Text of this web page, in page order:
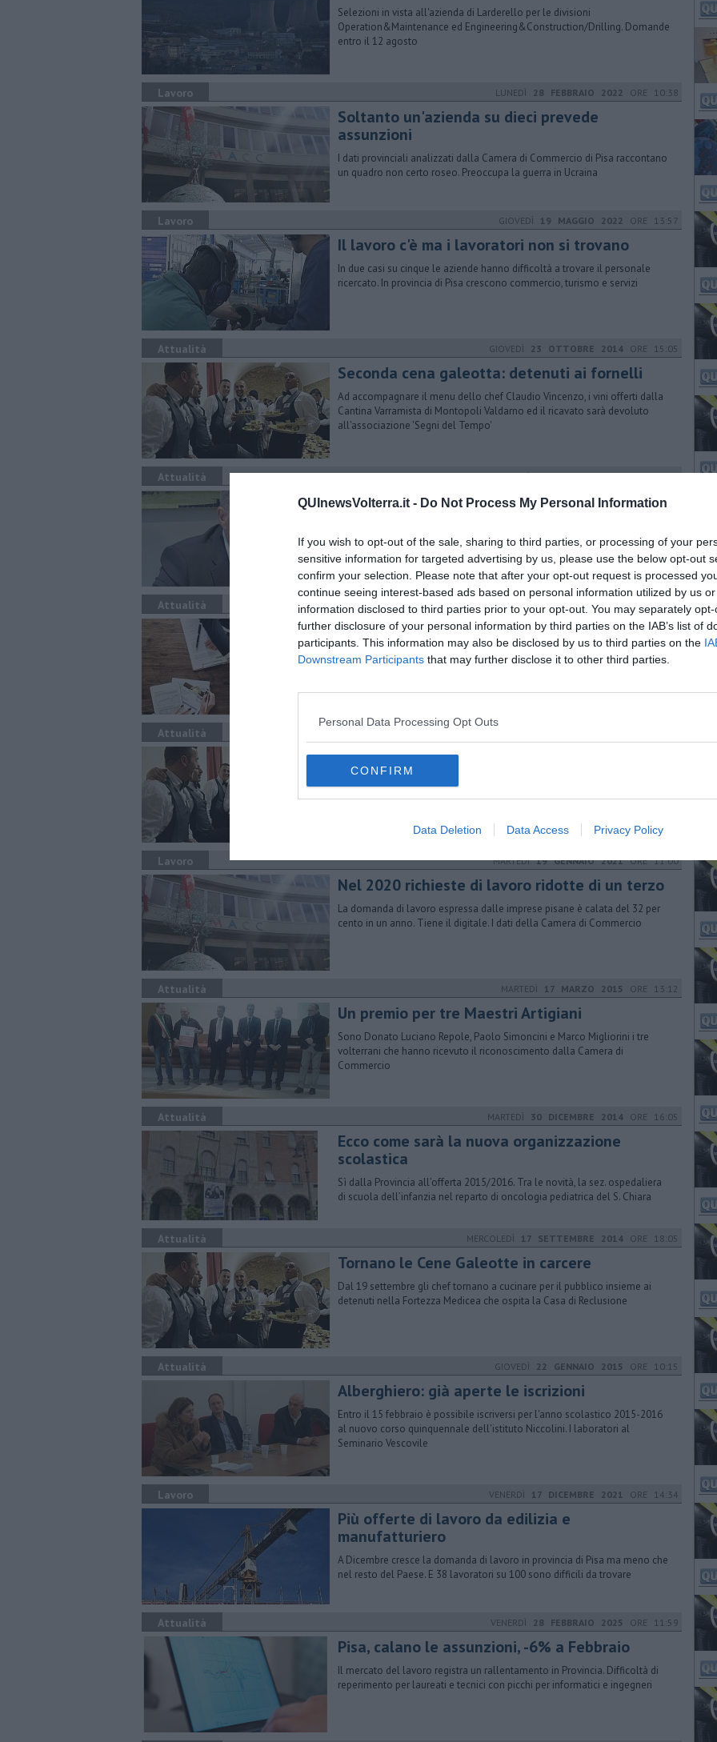
QUInewsVolterra.it - Do Not Process My Personal Information
If you wish to opt-out of the sale, sharing to third parties, or processing of your
sensitive information for targeted advertising by us, please use the below opt-out
confirm your selection. Please note that after your opt-out request is processed
continue seeing interest-based ads based on personal information utilized by us
information disclosed to third parties prior to your opt-out. You may separately
further disclosure of your personal information by third parties on the IAB’s list of
participants. This information may also be disclosed by us to third parties on the
Downstream Participants that may further disclose it to other third parties.
Personal Data Processing Opt Outs
CONFIRM
Data Deletion Data Access Privacy Policy
Selezioni in vista all'azienda di Larderello per le divisioni
Operation&Maintenance ed Engineering&Construction/Drilling. Domande
entro il 12 agosto
Lavoro LUNEDÌ 28 FEBBRAIO 2022 ORE 10:38
Soltanto un'azienda su dieci prevede
assunzioni
I dati provinciali analizzati dalla Camera di Commercio di Pisa raccontano
un quadro non certo roseo. Preoccupa la guerra in Ucraina
Lavoro GIOVEDÌ 19 MAGGIO 2022 ORE 13:57
Il lavoro c'è ma i lavoratori non si trovano
In due casi su cinque le aziende hanno difficoltà a trovare il personale
ricercato. In provincia di Pisa crescono commercio, turismo e servizi
Attualità GIOVEDÌ 23 OTTOBRE 2014 ORE 15:05
Seconda cena galeotta: detenuti ai fornelli
Ad accompagnare il menu dello chef Claudio Vincenzo, i vini offerti dalla
Cantina Varramista di Montopoli Valdarno ed il ricavato sarà devoluto
all'associazione 'Segni del Tempo'
Attualità MARTEDÌ28 GENNAIO 2025ORE 15:30
Lavoro, previste 9mila assunzioni a Pisa
servizi sono in crescita. L’industria e le costruzioni in flessione
Attualità LUNEDÌ23 FEBBRAIO 2026ORE 11:10
Quasi 3000 assunzioni a Febbraio nel Pisano
Alta la richiesta di diplomati e laureati in economia, ingegneria e
formazione, ma la discrepanza tra domanda e offerta resta una sfida
Attualità
Otto mesi di cene galeotte
Lavoro MARTEDÌ19 GENNAIO 2021ORE 11:00
Nel 2020 richieste di lavoro ridotte di un terzo
La domanda di lavoro espressa dalle imprese pisane è calata del 32 per
cento in un anno. Tiene il digitale. I dati della Camera di Commercio
Attualità MARTEDÌ 17 MARZO 2015 ORE 13:12
Un premio per tre Maestri Artigiani
Sono Donato Luciano Repole, Paolo Simoncini e Marco Migliorini i tre
volterrani che hanno ricevuto il riconoscimento dalla Camera di
Commercio
Attualità MARTEDÌ 30 DICEMBRE 2014 ORE 16:05
Ecco come sarà la nuova organizzazione
scolastica
Sì dalla Provincia all’offerta 2015/2016. Tra le novità, la sez. ospedaliera
di scuola dell’infanzia nel reparto di oncologia pediatrica del S. Chiara
Attualità MERCOLEDÌ 17 SETTEMBRE 2014 ORE 18:05
Tornano le Cene Galeotte in carcere
Dal 19 settembre gli chef tornano a cucinare per il pubblico insieme ai
detenuti nella Fortezza Medicea che ospita la Casa di Reclusione
Attualità GIOVEDÌ 22 GENNAIO 2015 ORE 10:15
Alberghiero: già aperte le iscrizioni
Entro il 15 febbraio è possibile iscriversi per l'anno scolastico 2015-2016
al nuovo corso quinquennale dell'istituto Niccolini. I laboratori al
Seminario Vescovile
Lavoro VENERDÌ 17 DICEMBRE 2021 ORE 14:34
Più offerte di lavoro da edilizia e
manufatturiero
A Dicembre cresce la domanda di lavoro in provincia di Pisa ma meno che
nel resto del Paese. E 38 lavoratori su 100 sono difficili da trovare
Attualità VENERDÌ 28 FEBBRAIO 2025 ORE 11:59
Pisa, calano le assunzioni, -6% a Febbraio
Il mercato del lavoro registra un rallentamento in Provincia. Difficoltà di
reperimento per laureati e tecnici con picchi per informatici e ingegneri